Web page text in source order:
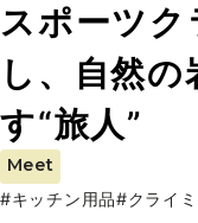
スポーツ
し、自然
す“旅人”
Meet
#キッチン用品#クライ